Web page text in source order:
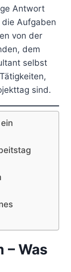
Antwort
Aufgaben
von der
dem
selbst
sind.
– Was